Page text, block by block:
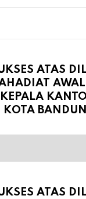
ATAS
AHADIAT
KOTA
ATAS